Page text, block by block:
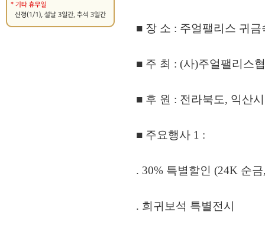
■ 장 소 : 주얼팰리스 귀
■ 주 최 : (사)주얼팰리스
■ 후 원 : 전라북도, 익산시
■ 주요행사 1 :
. 30% 특별할인 (24K 순
. 희귀보석 특별전시